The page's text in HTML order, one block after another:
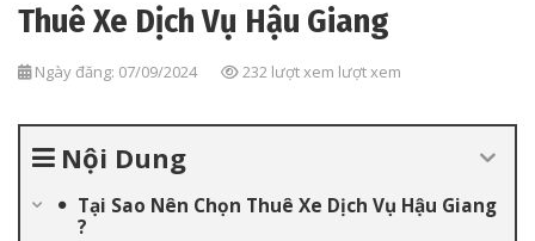
Thuê Xe Dịch Vụ Hậu Giang
Ngày đăng: 07/09/2024 232 lượt xem lượt xem
Nội Dung
Tại Sao Nên Chọn Thuê Xe Dịch Vụ Hậu Giang
?